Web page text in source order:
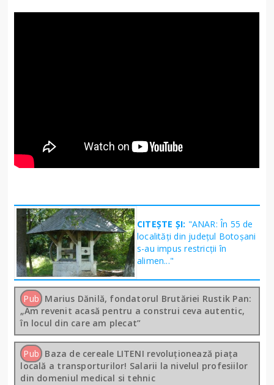
CITEȘTE ȘI: "ANAR: În 55 de
localități din județul Botoșani
s-au impus restricții în
alimen..."
Pub Marius Dănilă, fondatorul Brutăriei Rustik Pan:
„Am revenit acasă pentru a construi ceva autentic,
în locul din care am plecat”
Pub Baza de cereale LITENI revoluționează piața
locală a transporturilor! Salarii la nivelul profesiilor
din domeniul medical si tehnic